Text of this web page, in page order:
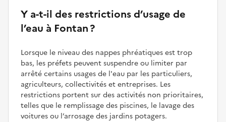
Y a-t-il des restrictions d’usage de
l’eau à Fontan ?
Lorsque le niveau des nappes phréatiques est trop
bas, les préfets peuvent suspendre ou limiter par
arrêté certains usages de l'eau par les particuliers,
agriculteurs, collectivités et entreprises. Les
restrictions portent sur des activités non prioritaires,
telles que le remplissage des piscines, le lavage des
voitures ou l’arrosage des jardins potagers.